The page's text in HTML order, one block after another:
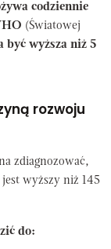
codziennie
(Światowej
być wyższa niż 5
rozwoju
zdiagnozować,
wyższy niż 145
do: